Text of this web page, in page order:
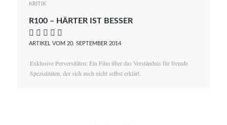
KRITIK
R100 – HÄRTER IST BESSER
    
ARTIKEL VOM 20. SEPTEMBER 2014
Exklusive Perversitäten: Ein Film über das Verständnis für fremde
Spezialitäten, der sich auch nicht selbst erklärt.